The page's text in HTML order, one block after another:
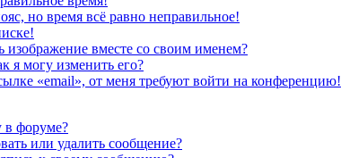
но время всё равно неправильное!
изображение вместе со своим именем?
я могу изменить его?
«email», от меня требуют войти на конференцию!
в форуме?
или удалить сообщение?